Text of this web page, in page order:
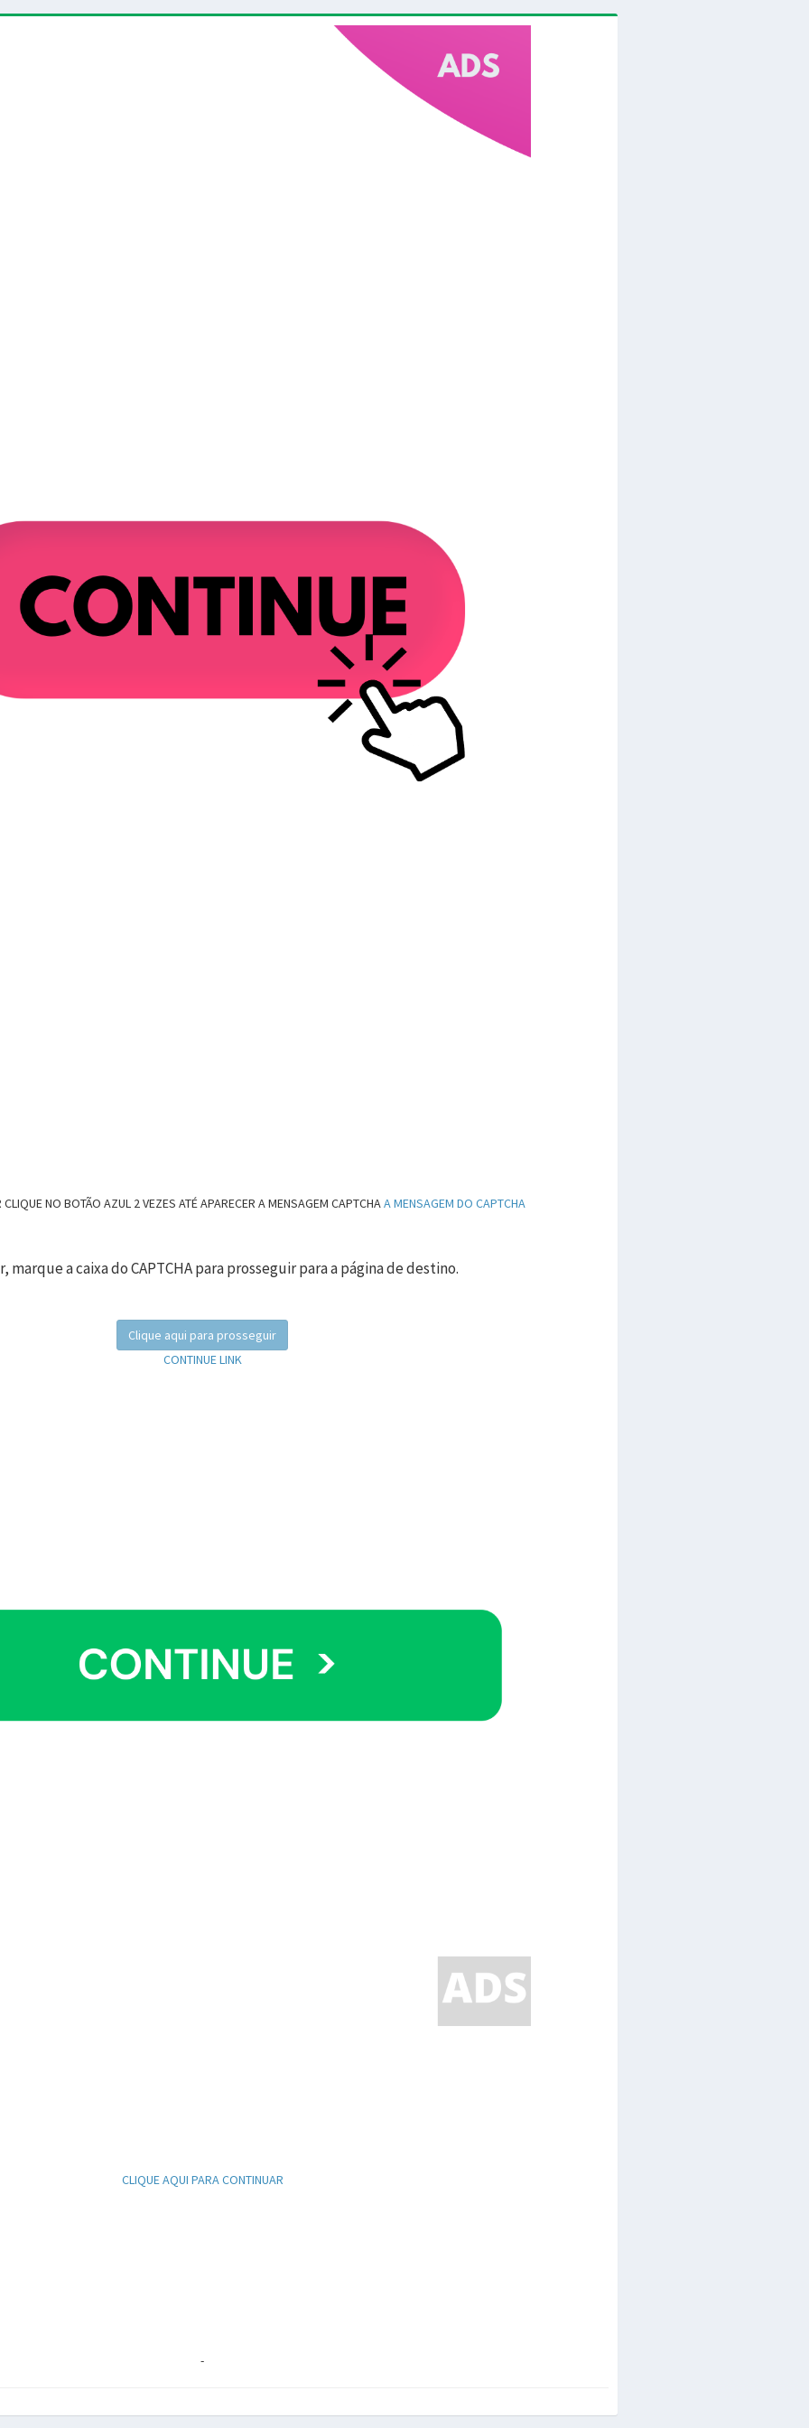
NO BOTÃO AZUL 2 VEZES ATÉ APARECER A MENSAGEM CAPTCHAA MENSAGEM DO CAPTCHA
marque a caixa do CAPTCHA para prosseguir para a página de destino.
Clique aqui para prosseguir
CONTINUE LINK
CLIQUE AQUI PARA CONTINUAR
-